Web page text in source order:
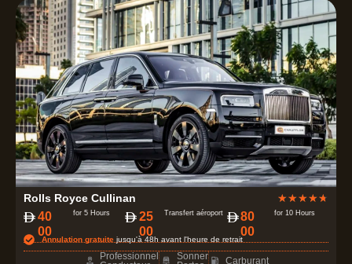
Rolls Royce Cullinan ★★★★★
é
40
00
for 5 Hours
25
00
Transfert aéroport
80
00
for 10 Hours
Annulation gratuite jusqu'à 48h avant l'heure de retrait
Professionnel
Sonner
Carburant